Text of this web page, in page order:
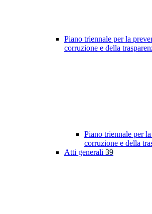
Piano triennale per la
corruzione e della
Piano triennale per
corruzione e della
Atti generali 39